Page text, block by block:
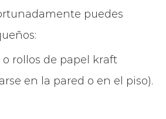
puedes
o rollos de papel kraft
en la pared o en el piso).